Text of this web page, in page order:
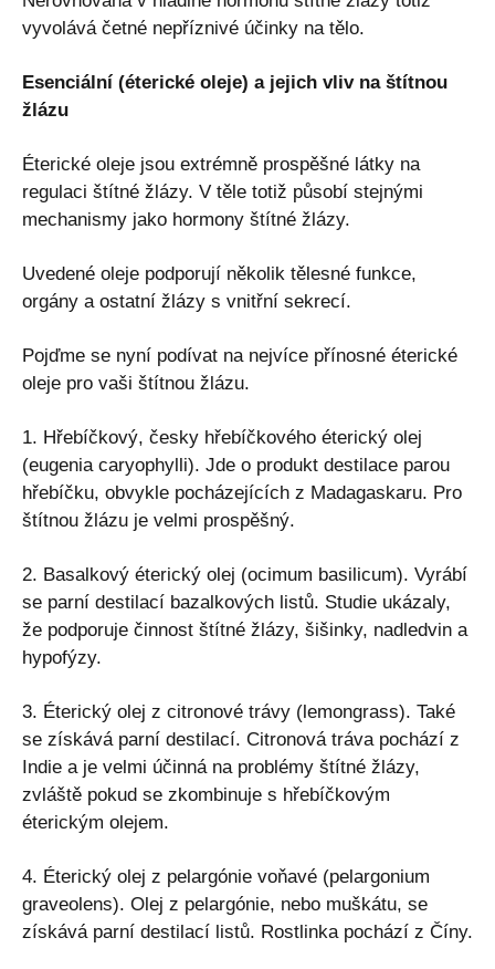
vyvolává četné nepříznivé účinky na tělo.
Esenciální (éterické oleje) a jejich vliv na štítnou
žlázu
Éterické oleje jsou extrémně prospěšné látky na
regulaci štítné žlázy. V těle totiž působí stejnými
mechanismy jako hormony štítné žlázy.
Uvedené oleje podporují několik tělesné funkce,
orgány a ostatní žlázy s vnitřní sekrecí.
Pojďme se nyní podívat na nejvíce přínosné éterické
oleje pro vaši štítnou žlázu.
1. Hřebíčkový, česky hřebíčkového éterický olej
(eugenia caryophylli). Jde o produkt destilace parou
hřebíčku, obvykle pocházejících z Madagaskaru. Pro
štítnou žlázu je velmi prospěšný.
2. Basalkový éterický olej (ocimum basilicum). Vyrábí
se parní destilací bazalkových listů. Studie ukázaly,
že podporuje činnost štítné žlázy, šišinky, nadledvin a
hypofýzy.
3. Éterický olej z citronové trávy (lemongrass). Také
se získává parní destilací. Citronová tráva pochází z
Indie a je velmi účinná na problémy štítné žlázy,
zvláště pokud se zkombinuje s hřebíčkovým
éterickým olejem.
4. Éterický olej z pelargónie voňavé (pelargonium
graveolens). Olej z pelargónie, nebo muškátu, se
získává parní destilací listů. Rostlinka pochází z Číny.